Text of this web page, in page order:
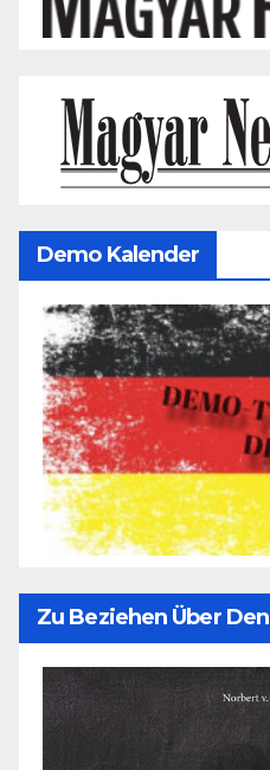
Demo Kalender
Zu Beziehen Über